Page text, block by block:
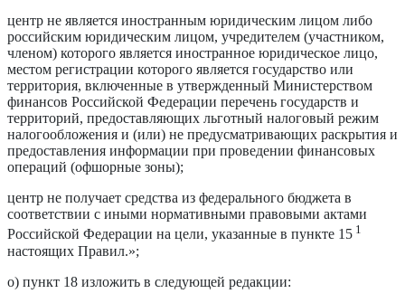
центр не является иностранным юридическим лицом либо
российским юридическим лицом, учредителем (участником,
членом) которого является иностранное юридическое лицо,
местом регистрации которого является государство или
территория, включенные в утвержденный Министерством
финансов Российской Федерации перечень государств и
территорий, предоставляющих льготный налоговый режим
налогообложения и (или) не предусматривающих раскрытия и
предоставления информации при проведении финансовых
операций (офшорные зоны);
центр не получает средства из федерального бюджета в
соответствии с иными нормативными правовыми актами
Российской Федерации на цели, указанные в пункте 15 1
настоящих Правил.»;
о) пункт 18 изложить в следующей редакции: